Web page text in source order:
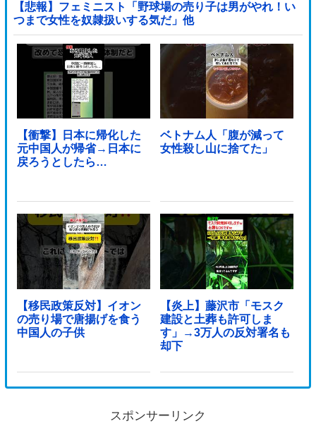
【悲報】フェミニスト「野球場の売り子は男がやれ！い
つまで女性を奴隷扱いする気だ」他
【衝撃】日本に帰化した
元中国人が帰省→日本に
戻ろうとしたら…
ベトナム人「腹が減って
女性殺し山に捨てた」
【移民政策反対】イオン
の売り場で唐揚げを食う
中国人の子供
【炎上】藤沢市「モスク
建設と土葬も許可しま
す」→3万人の反対署名も
却下
スポンサーリンク